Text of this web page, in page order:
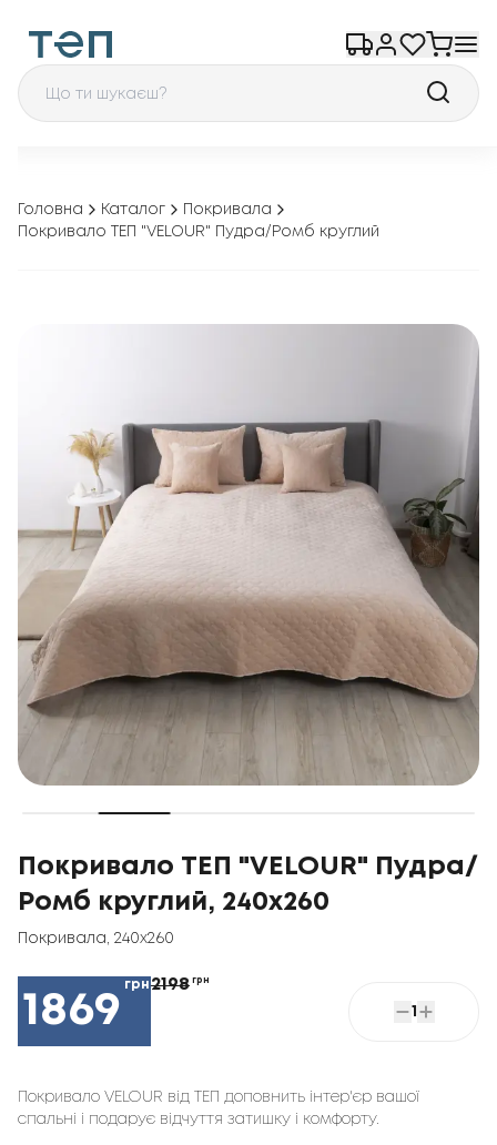
Головна Каталог
Покривала
Покривало ТЕП "VELOUR" Пудра/Ромб круглий
Покривало ТЕП "VELOUR" Пудра/
Ромб круглий, 240x260
Покривала 240x260
1869
грн2198 грн
1
Покривало VELOUR від ТЕП доповнить інтер'єр вашої
спальні і подарує відчуття затишку і комфорту.